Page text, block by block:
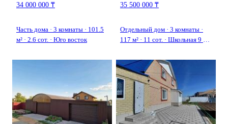
34 000 000 ₸
Часть дома · 3 комнаты · 101.5
м² · 2.6 сот. · Юго восток
35 500 000 ₸
Отдельный дом · 3 комнаты ·
117 м² · 11 сот. · Школьная 9 —